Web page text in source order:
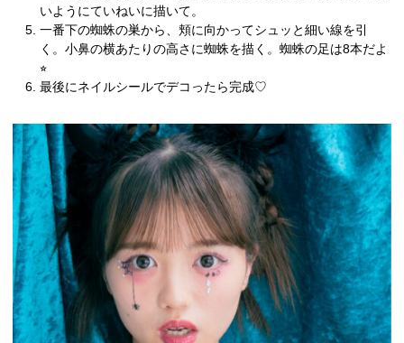
いようにていねいに描いて。
一番下の蜘蛛の巣から、頬に向かってシュッと細い線を引
く。小鼻の横あたりの高さに蜘蛛を描く。蜘蛛の足は8本だよ
⭐︎
最後にネイルシールでデコったら完成♡